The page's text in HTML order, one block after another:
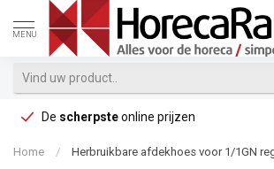
MENU
De scherpsteonline prijzen
Home / Herbruikbare afdekhoes voor 1/1GN